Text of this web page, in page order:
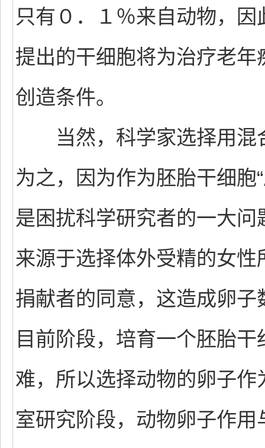
只有０．１％来自动物，
提出的干细胞将为治疗老
创造条件。
当然，科学家选择用混
为之，因为作为胚胎干细胞
是困扰科学研究者的一大
来源于选择体外受精的女
捐献者的同意，这造成卵子
目前阶段，培育一个胚胎
难，所以选择动物的卵子作
室研究阶段，动物卵子作